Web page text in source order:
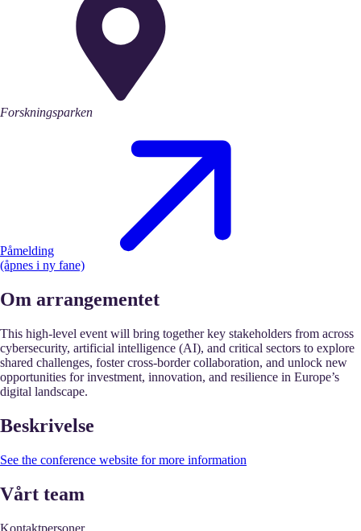
Forskningsparken
Påmelding
(åpnes i ny fane)
Om arrangementet
This high-level event will bring together key stakeholders from across
cybersecurity, artificial intelligence (AI), and critical sectors to explore
shared challenges, foster cross-border collaboration, and unlock new
opportunities for investment, innovation, and resilience in Europe’s
digital landscape.
Beskrivelse
See the conference website for more information
Vårt team
Kontaktpersoner